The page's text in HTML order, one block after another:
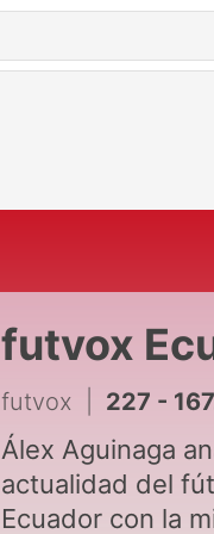
futvox
futvox 227 - 167. Ecuador
Álex Aguinaga
actualidad del
Ecuador con la